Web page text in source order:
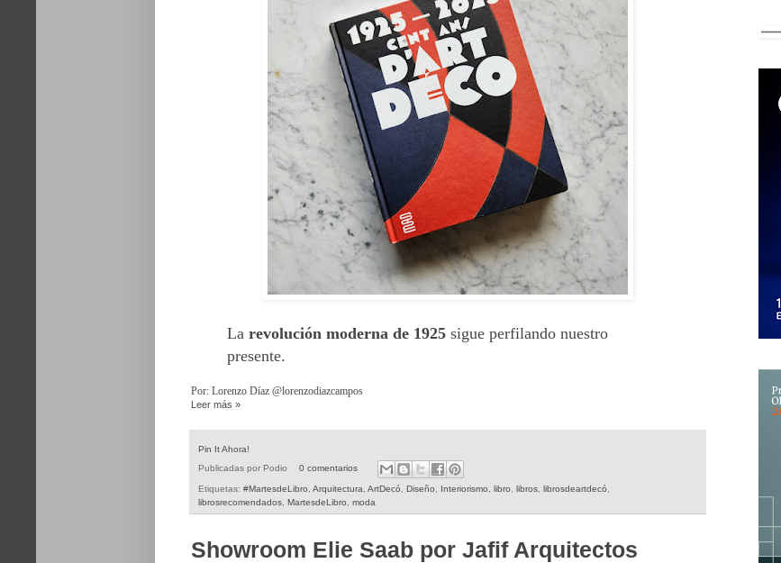
La revolución moderna de 1925 sigue perfilando nuestro
presente.
Por: Lorenzo Díaz @lorenzodiazcampos
Leer más »
Pin It Ahora!
Publicadas por Podio 0 comentarios
Etiquetas: #MartesdeLibro Arquitectura ArtDecó Diseño Interiorismo libro libros librosdeartdecó
librosrecomendados MartesdeLibro moda
Showroom Elie Saab por Jafif Arquitectos